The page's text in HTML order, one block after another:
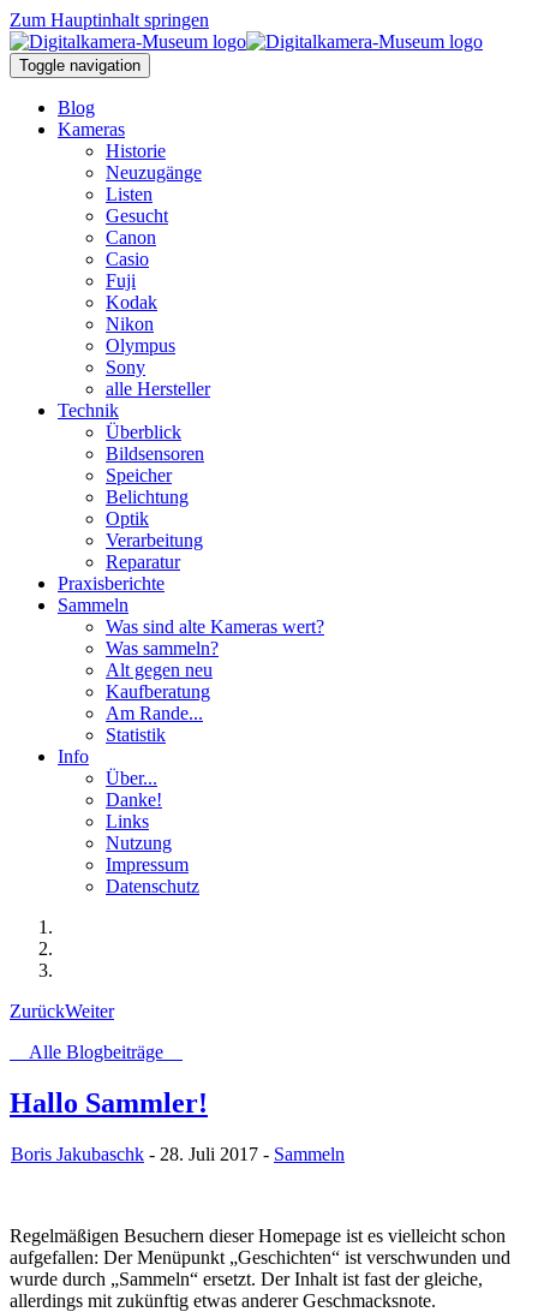
Zum Hauptinhalt springen
Toggle navigation
Blog
Kameras
Historie
Neuzugänge
Listen
Gesucht
Canon
Casio
Fuji
Kodak
Nikon
Olympus
Sony
alle Hersteller
Technik
Überblick
Bildsensoren
Speicher
Belichtung
Optik
Verarbeitung
Reparatur
Praxisberichte
Sammeln
Was sind alte Kameras wert?
Was sammeln?
Alt gegen neu
Kaufberatung
Am Rande...
Statistik
Info
Über...
Danke!
Links
Nutzung
Impressum
Datenschutz
ZurückWeiter
Alle Blogbeiträge
Hallo Sammler!
Boris Jakubaschk - 28. Juli 2017 - Sammeln
Regelmäßigen Besuchern dieser Homepage ist es vielleicht schon
aufgefallen: Der Menüpunkt „Geschichten“ ist verschwunden und
wurde durch „Sammeln“ ersetzt. Der Inhalt ist fast der gleiche,
allerdings mit zukünftig etwas anderer Geschmacksnote.